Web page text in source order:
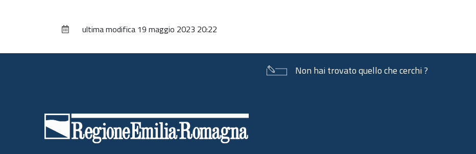
ultima modifica 19 maggio 2023 20:22
Non hai trovato quello che cerchi ?